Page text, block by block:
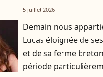
5 juillet 2026
Demain nous
Lucas éloignée de
et de sa ferme
période